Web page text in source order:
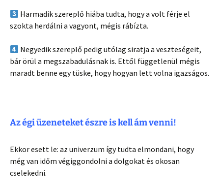
Harmadik szereplő hiába tudta, hogy a volt férje el
szokta herdálni a vagyont, mégis rábízta.
Negyedik szereplő pedig utólag siratja a veszteségeit,
bár örül a megszabadulásnak is. Ettől függetlenül mégis
maradt benne egy tüske, hogy hogyan lett volna igazságos.
Az égi üzeneteket észre is kell ám venni!
Ekkor esett le: az univerzum így tudta elmondani, hogy
még van időm végiggondolni a dolgokat és okosan
cselekedni.